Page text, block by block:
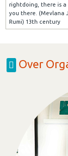
rightdoing, there is a
you there. (Mevlana
Rumi) 13th century
Over